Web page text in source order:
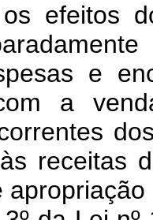
efeitos
e
a
receitas